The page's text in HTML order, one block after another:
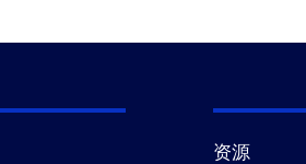
资源